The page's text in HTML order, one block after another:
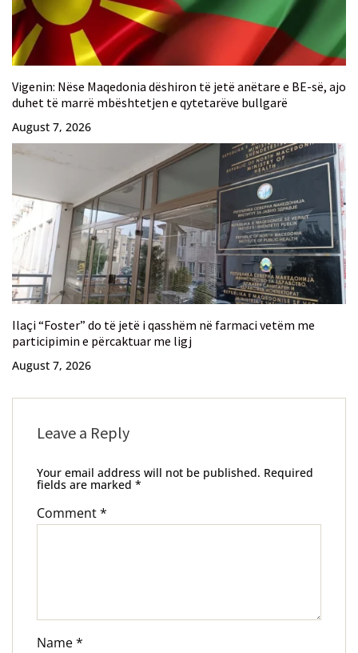
Vigenin: Nëse Maqedonia dëshiron të jetë anëtare e BE-së, ajo
duhet të marrë mbështetjen e qytetarëve bullgarë
August 7, 2026
Ilaçi “Foster” do të jetë i qasshëm në farmaci vetëm me
participimin e përcaktuar me ligj
August 7, 2026
Leave a Reply
Your email address will not be published. Required
fields are marked *
Comment*
Name*